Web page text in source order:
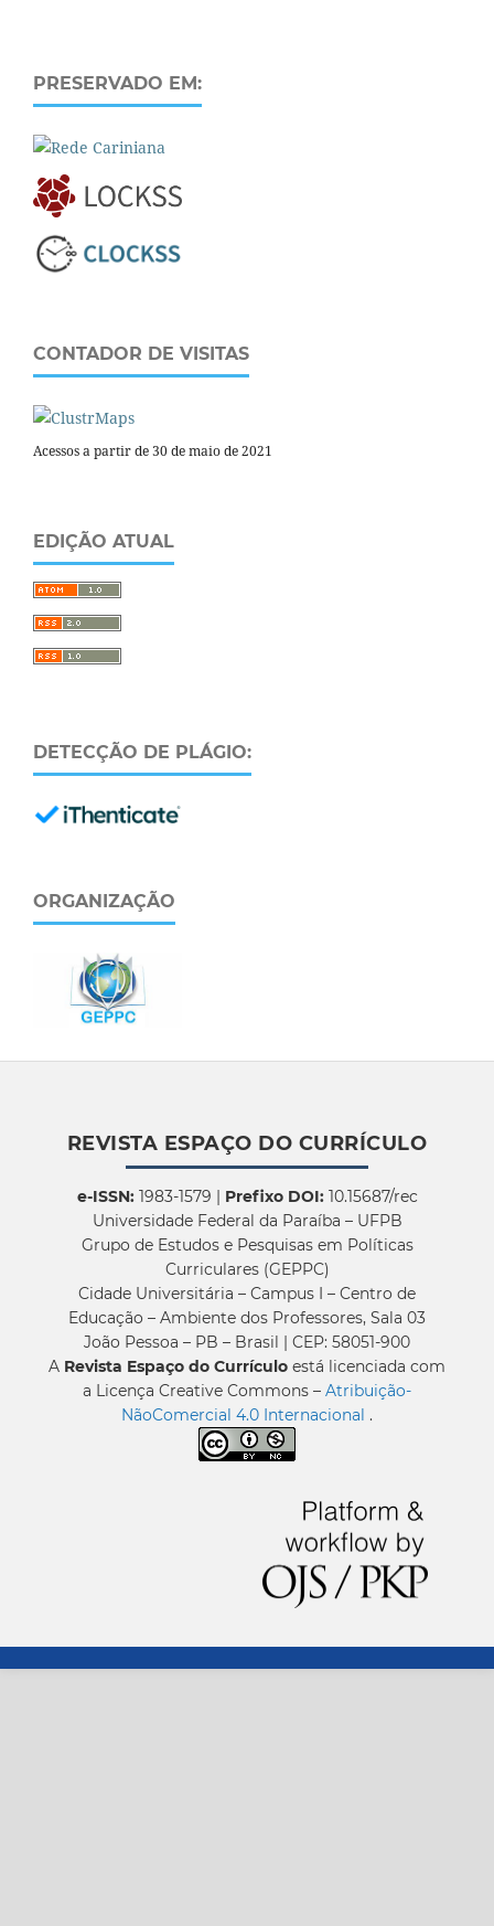
PRESERVADO EM:
CONTADOR DE VISITAS
Acessos a partir de 30 de maio de 2021
EDIÇÃO ATUAL
DETECÇÃO DE PLÁGIO:
ORGANIZAÇÃO
REVISTA ESPAÇO DO CURRÍCULO
e-ISSN:1983-1579 | Prefixo DOI:10.15687/rec
Universidade Federal da Paraíba – UFPB
Grupo de Estudos e Pesquisas em Políticas
Curriculares (GEPPC)
Cidade Universitária – Campus I – Centro de
Educação – Ambiente dos Professores, Sala 03
João Pessoa – PB – Brasil | CEP: 58051-900
A Revista Espaço do Currículo está licenciada com
a Licença Creative Commons – Atribuição-
NãoComercial 4.0 Internacional .